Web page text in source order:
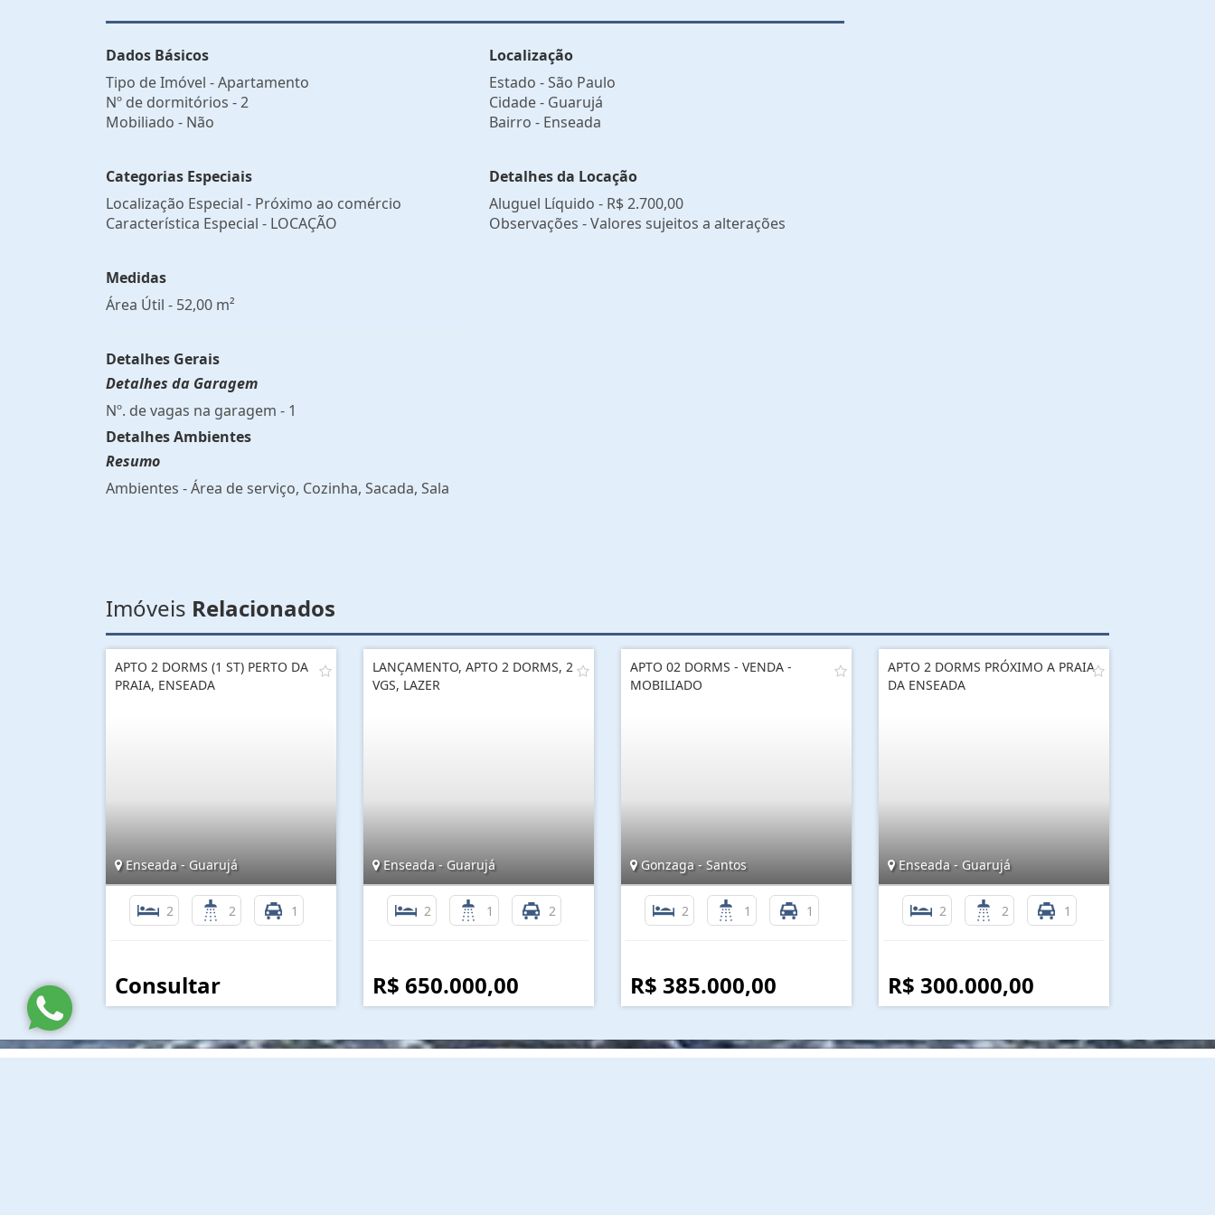
Dados Básicos
Tipo de Imóvel - Apartamento
Nº de dormitórios - 2
Mobiliado - Não
Categorias Especiais
Localização Especial - Próximo ao comércio
Característica Especial - LOCAÇÃO
Medidas
Área Útil - 52,00 m²
Detalhes Gerais
Detalhes da Garagem
Nº. de vagas na garagem - 1
Detalhes Ambientes
Resumo
Ambientes - Área de serviço, Cozinha, Sacada, Sala
Localização
Estado -São Paulo
Cidade - Guarujá
Bairro - Enseada
Detalhes da Locação
Aluguel Líquido - R$ 2.700,00
Observações - Valores sujeitos a alterações
Imóveis Relacionados
APTO 2 DORMS (1 ST) PERTO DA
PRAIA, ENSEADA
Enseada - Guarujá
2 2 1
Consultar
LANÇAMENTO, APTO 2 DORMS, 2
VGS, LAZER
Enseada - Guarujá
2 1 2
R$ 650.000,00
APTO 02 DORMS - VENDA -
MOBILIADO
Gonzaga - Santos
2 1 1
R$ 385.000,00
APTO 2 DORMS PRÓXIMO A PRAIA
DA ENSEADA
Enseada - Guarujá
2 2 1
R$ 300.000,00